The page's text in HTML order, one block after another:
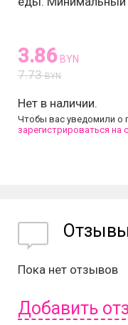
3.86 BYN
7.73 BYN
Нет в наличии.
Чтобы вас уведомили о
зарегистрироваться на
Пока нет отзывов
Добавить